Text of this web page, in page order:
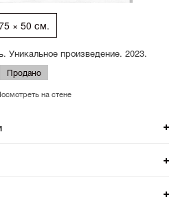
× 50 см.
Уникальное произведение. 2023.
Продано
на стене
мы
подлинности. Для товаров
сертификаты не
вы можете выбрать и